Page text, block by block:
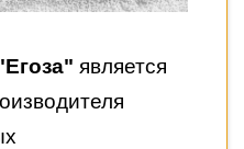
является